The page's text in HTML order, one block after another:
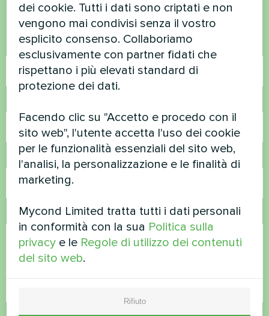
Contattateci e vi aiuteremo
Nome
Email
Commento
dei cookie. Tutti i dati sono criptati e non
vengono mai condivisi senza il vostro
esplicito consenso. Collaboriamo
esclusivamente con partner fidati che
rispettano i più elevati standard di
protezione dei dati.
Facendo clic su "Accetto e procedo con il
sito web", l'utente accetta l'uso dei cookie
per le funzionalità essenziali del sito web,
l'analisi, la personalizzazione e le finalità di
marketing.
Mycond Limited tratta tutti i dati personali
in conformità con la sua Politica sulla
privacy e le Regole di utilizzo dei contenuti
del sito web.
Rifiuto